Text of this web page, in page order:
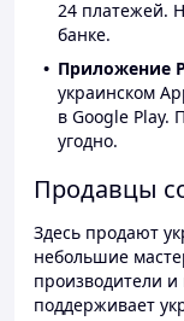
24 платежей.
банке.
Приложение
украинском
в Google Play.
угодно.
Продавцы
Здесь продают
небольшие
производители
поддерживает